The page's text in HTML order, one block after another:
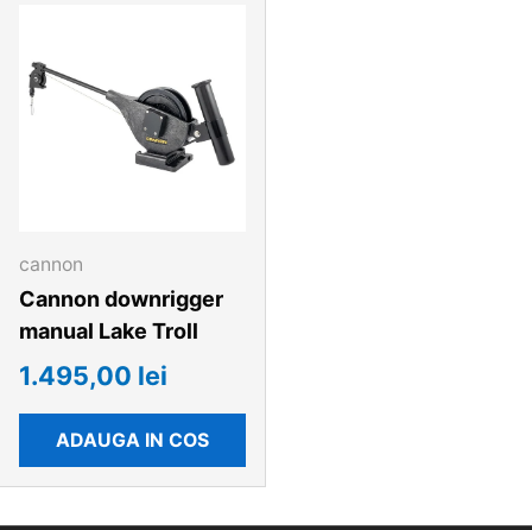
cannon
Cannon downrigger
manual Lake Troll
1.495,00 lei
ADAUGA IN COS